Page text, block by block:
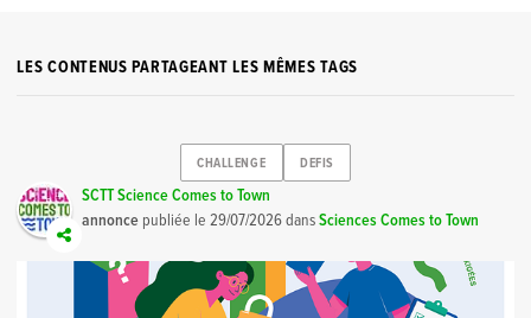
LES CONTENUS PARTAGEANT LES MÊMES TAGS
CHALLENGE DEFIS
SCTT Science Comes to Town
annonce publiée le29/07/2026dansSciences Comes to Town